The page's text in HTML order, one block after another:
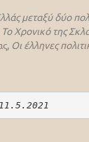
μεταξύ δύο
Το Χρονικό της
Οι έλληνες